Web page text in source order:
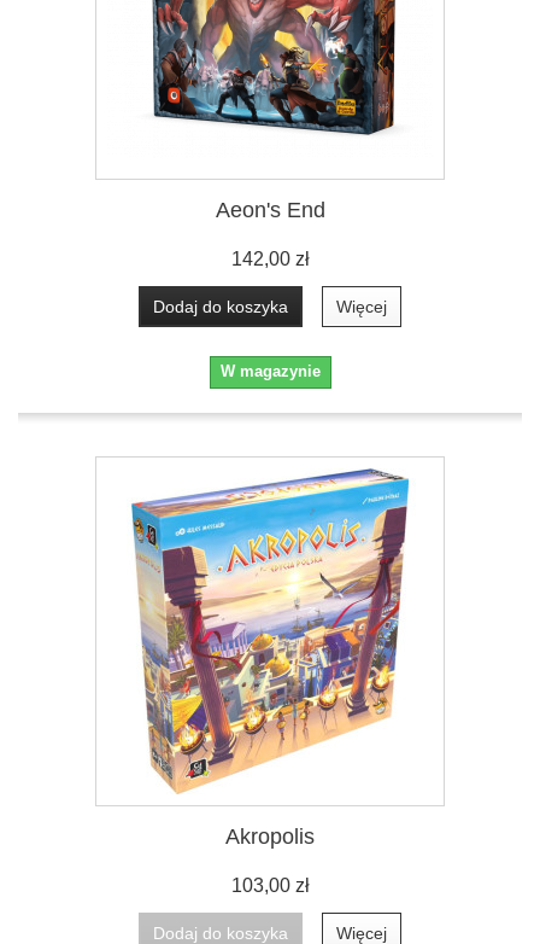
Aeon's End
142,00 zł
Dodaj do koszyka Więcej
W magazynie
Akropolis
103,00 zł
Dodaj do koszyka Więcej